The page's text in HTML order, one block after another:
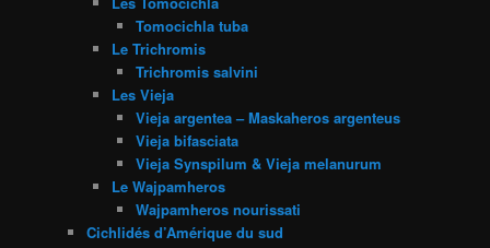
Tomocichla tuba
Le Trichromis
Trichromis salvini
Les Vieja
Vieja argentea – Maskaheros argenteus
Vieja bifasciata
Vieja Synspilum & Vieja melanurum
Le Wajpamheros
Wajpamheros nourissati
Cichlidés d’Amérique du sud